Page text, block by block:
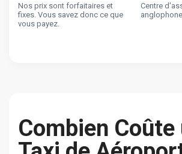
Nos prix sont forfaitaires et
fixes. Vous savez donc ce que
vous payez.
Centre
Combien Coûte